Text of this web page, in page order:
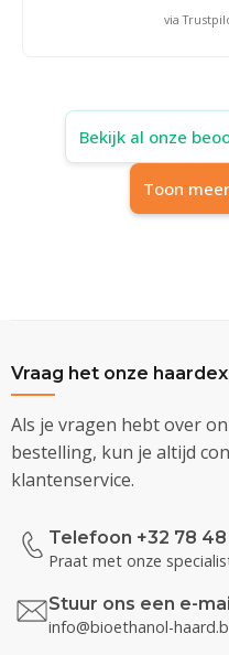
via
Bekijk al onze
Toon
Vraag het onze
Als je vragen hebt over
bestelling, kun je altijd
klantenservice.
Telefoon +32 78
Praat met onze
Stuur ons een e-
info@bioethanol-